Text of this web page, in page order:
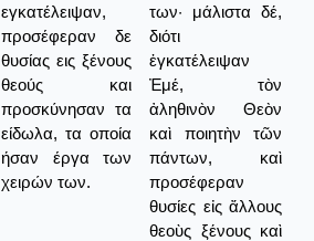
εγκατέλειψαν,
προσέφεραν δε
θυσίας εις ξένους
θεούς και
προσκύνησαν τα
είδωλα, τα οποία
ήσαν έργα των
χειρών των.
των· μάλιστα δέ,
διότι
ἐγκατέλειψαν
Ἐμέ, τὸν
ἀληθινὸν Θεὸν
καὶ ποιητὴν τῶν
πάντων, καὶ
προσέφεραν
θυσίες εἰς ἄλλους
θεοὺς ξένους καὶ